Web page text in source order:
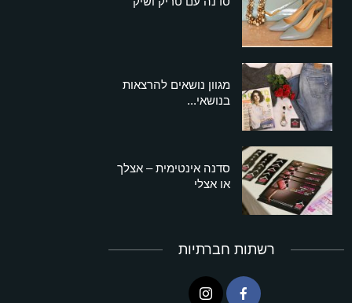
מגוון נושאים להרצאות
בנושאי...
סדנה אינטימית – אצלך
או אצלי
רשתות חברתיות